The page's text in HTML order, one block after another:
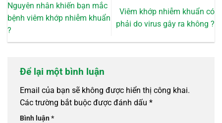
Nguyên nhân khiến bạn mắc
bệnh viêm khớp nhiễm khuẩn
?
Viêm khớp nhiễm khuẩn có
phải do virus gây ra không ?
Để lại một bình luận
Email của bạn sẽ không được hiển thị công khai.
Các trường bắt buộc được đánh dấu *
Bình luận*